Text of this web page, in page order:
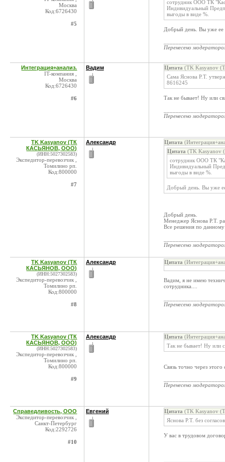
Москва
Код:6726430
#5
сотрудник ООО ТК
Индивидуальный
выгоды в виде %.
Добрый день. Вы уже ее
Перенесено
Интеграция+анализ.
IT-компания ,
Москва
Код:6726430
#6
Вадим Цитата (TK Kasyanov
Сама Яснова Р.Т.
8616245
Так не бывает! Ну или
Перенесено
TK Kasyanov (ТК
КАСЬЯНОВ, ООО)
(ИНН:5027302583)
Экспедитор-перевозчик ,
Томилино рп.
Код:800000
#7
Александр Цитата
Цитата (TK
сотрудник ООО ТК
Индивидуальный
выгоды в виде %.
Добрый день. Вы уже
Добрый день.
Менеджер Яснова Р.Т.
Все решения по данному
Перенесено
TK Kasyanov (ТК
КАСЬЯНОВ, ООО)
(ИНН:5027302583)
Экспедитор-перевозчик ,
Томилино рп.
Код:800000
#8
Александр Цитата
Вадим, я не имею
сотрудника....
Перенесено
TK Kasyanov (ТК
КАСЬЯНОВ, ООО)
(ИНН:5027302583)
Экспедитор-перевозчик ,
Томилино рп.
Код:800000
#9
Александр Цитата
Так не бывает! Ну или
Связь точно через
Перенесено
Справедливость, ООО
Экспедитор-перевозчик ,
Санкт-Петербург
Код:2292726
#10
Евгений Цитата (TK Kasyanov
Яснова Р.Т. без
У вас в трудовом